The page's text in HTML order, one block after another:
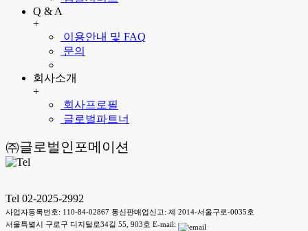
Q & A
+
이용안내 및 FAQ
문의
회사소개
+
회사프로필
글로벌파트너
㈜글로벌인포메이션
Tel 02-2025-2992
사업자등록번호: 110-84-02867 통신판매업신고: 제 2014-서울구로-0035호
서울특별시 구로구 디지털로34길 55, 903호 E-mail: